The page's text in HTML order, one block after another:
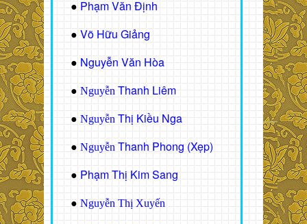
● Phạm Văn Định
● Võ Hữu Giảng
● Nguyễn Văn Hòa
● Nguyễn Thanh Liêm
● Nguyễn Thị Kiều Nga
● Nguyễn Thanh Phong (Xẹp)
● Phạm Thị Kim Sang
● Nguyễn Thị Xuyến